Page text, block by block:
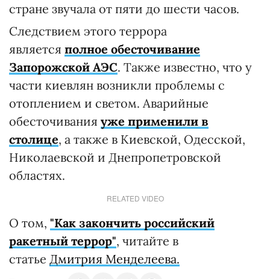
стране звучала от пяти до шести часов.
Следствием этого террора
является полное обесточивание
Запорожской АЭС. Также известно, что у
части киевлян возникли проблемы с
отоплением и светом. Аварийные
обесточивания уже применили в
столице, а также в Киевской, Одесской,
Николаевской и Днепропетровской
областях.
RELATED VIDEO
О том, "Как закончить российский
ракетный террор", читайте в
статье Дмитрия Менделеева.